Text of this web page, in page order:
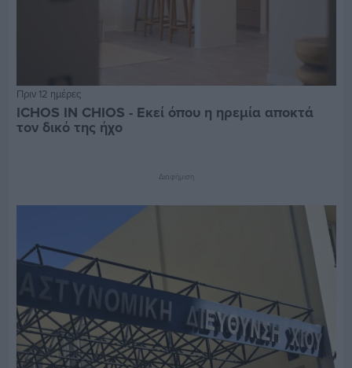
Πριν 12 ημέρες
ICHOS IN CHIOS - Εκεί όπου η ηρεμία αποκτά
τον δικό της ήχο
Διαφήμιση